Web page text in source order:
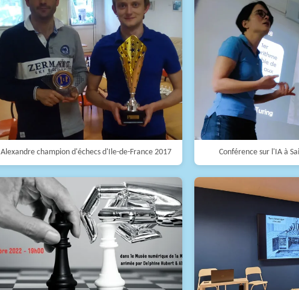
Alexandre champion d'échecs d'Ile-de-France 2017 Conférence sur l'IA à